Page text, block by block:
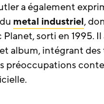
a également
metal industriel,
sorti en 1995.
album, intégrant
préoccupations